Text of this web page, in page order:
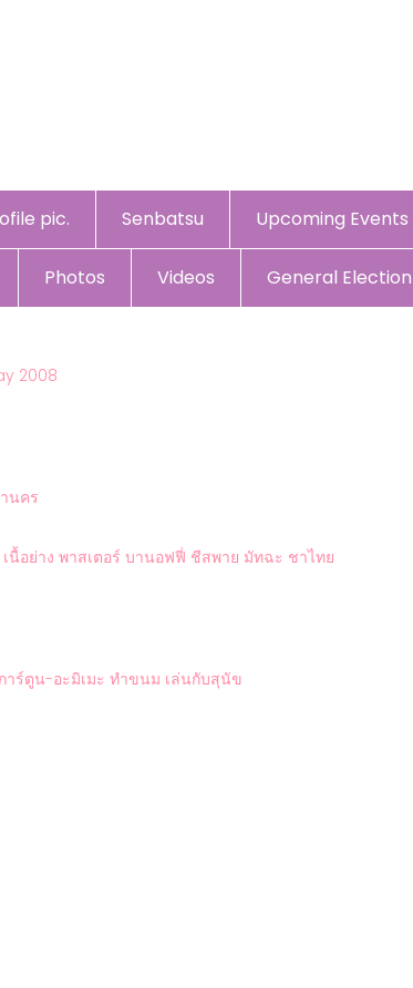
pic. Senbatsu Upcoming Events
Photos Videos General Election
2008
นคร
นื้อย่าง พาสเตอร์ บานอฟฟี่ ชีสพาย มัทฉะ ชาไทย
ร์ตูน-อะมิเมะ ทำขนม เล่นกับสุนัข